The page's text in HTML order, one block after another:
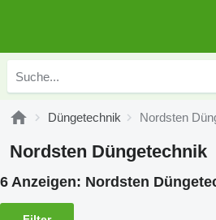
Düngetechnik Nordsten
Nordsten Düngetechnik
6 Anzeigen: Nordsten